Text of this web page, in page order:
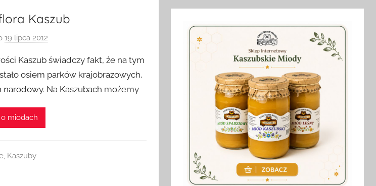
Kaszub
19 lipca 2012
z
e
z
Kaszub świadczy fakt, że na tym
osiem parków krajobrazowych,
Na Kaszubach możemy
miodach
, Kaszuby